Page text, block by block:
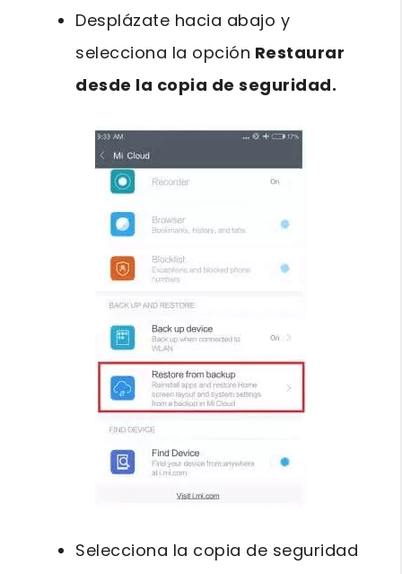
Desplázate hacia abajo y
selecciona la opción Restaurar
desde la copia de seguridad.
Selecciona la copia de seguridad